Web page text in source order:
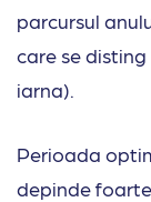
parcursul
care se
iarna).
Perioada
depinde